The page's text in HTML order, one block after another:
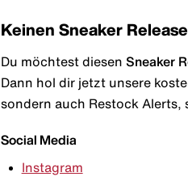
Keinen Sneaker
Du möchtest diesen Sneaker
Dann hol dir jetzt unsere
sondern auch Restock Alerts,
Social Media
Instagram